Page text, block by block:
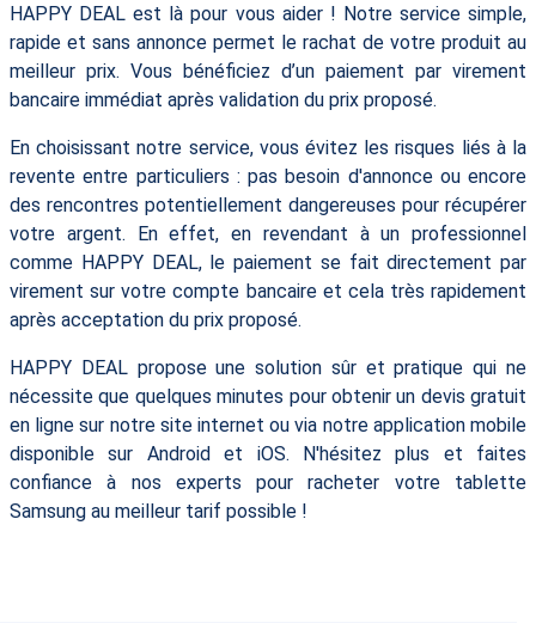
HAPPY DEAL est là pour vous aider ! Notre service simple,
rapide et sans annonce permet le rachat de votre produit au
meilleur prix. Vous bénéficiez d’un paiement par virement
bancaire immédiat après validation du prix proposé.
En choisissant notre service, vous évitez les risques liés à la
revente entre particuliers : pas besoin d'annonce ou encore
des rencontres potentiellement dangereuses pour récupérer
votre argent. En effet, en revendant à un professionnel
comme HAPPY DEAL, le paiement se fait directement par
virement sur votre compte bancaire et cela très rapidement
après acceptation du prix proposé.
HAPPY DEAL propose une solution sûr et pratique qui ne
nécessite que quelques minutes pour obtenir un devis gratuit
en ligne sur notre site internet ou via notre application mobile
disponible sur Android et iOS. N'hésitez plus et faites
confiance à nos experts pour racheter votre tablette
Samsung au meilleur tarif possible !